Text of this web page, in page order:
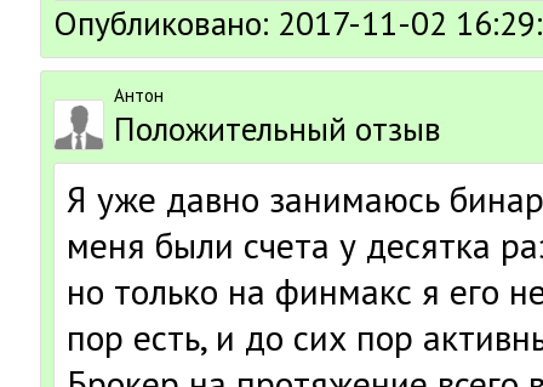
Опубликовано: 2017-11-02
Антон
Положительный отзыв
Я уже давно занимаюсь
меня были счета у десятка
но только на финмакс я его
пор есть, и до сих пор